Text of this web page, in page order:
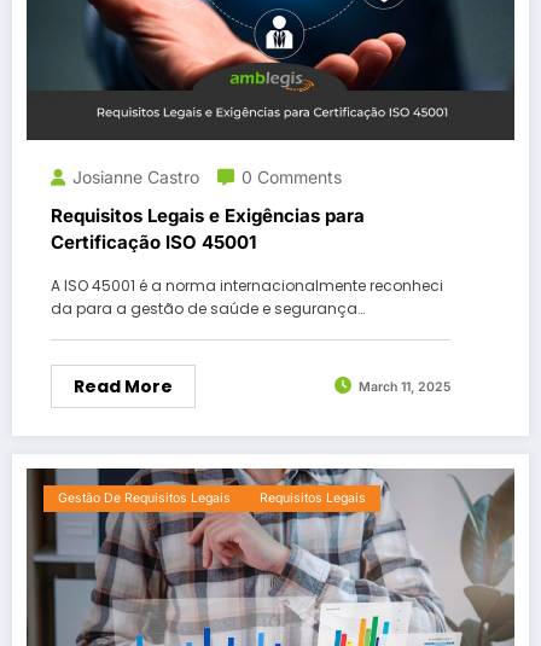
Josianne Castro 0 Comments
Requisitos Legais e Exigências para
Certificação ISO 45001
A ISO 45001 é a norma internacionalmente reconheci
da para a gestão de saúde e segurança…
Read More March 11, 2025
Gestão De Requisitos Legais Requisitos Legais